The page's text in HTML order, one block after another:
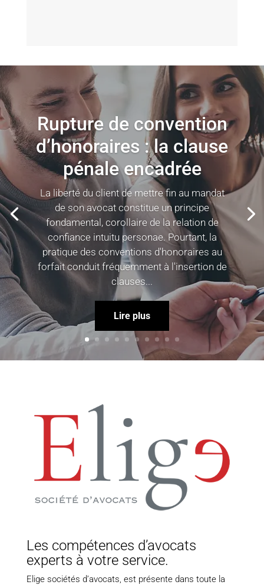
Rupture de convention
d’honoraires : la clause
pénale encadrée
La liberté du client de mettre fin au mandat
de son avocat constitue un principe
fondamental, corollaire de la relation de
confiance intuitu personae. Pourtant, la
pratique des conventions d'honoraires au
forfait conduit fréquemment à l'insertion de
clauses...
Lire plus
Les compétences d’avocats
experts à votre service.
Elige sociétés d’avocats, est présente dans toute la